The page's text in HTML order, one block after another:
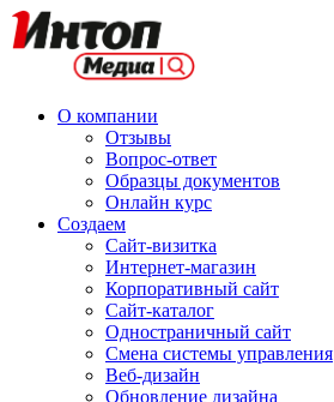
О компании
Отзывы
Вопрос-ответ
Образцы документов
Онлайн курс
Создаем
Сайт-визитка
Интернет-магазин
Корпоративный сайт
Сайт-каталог
Одностраничный сайт
Смена системы управления
Веб-дизайн
Обновление дизайна